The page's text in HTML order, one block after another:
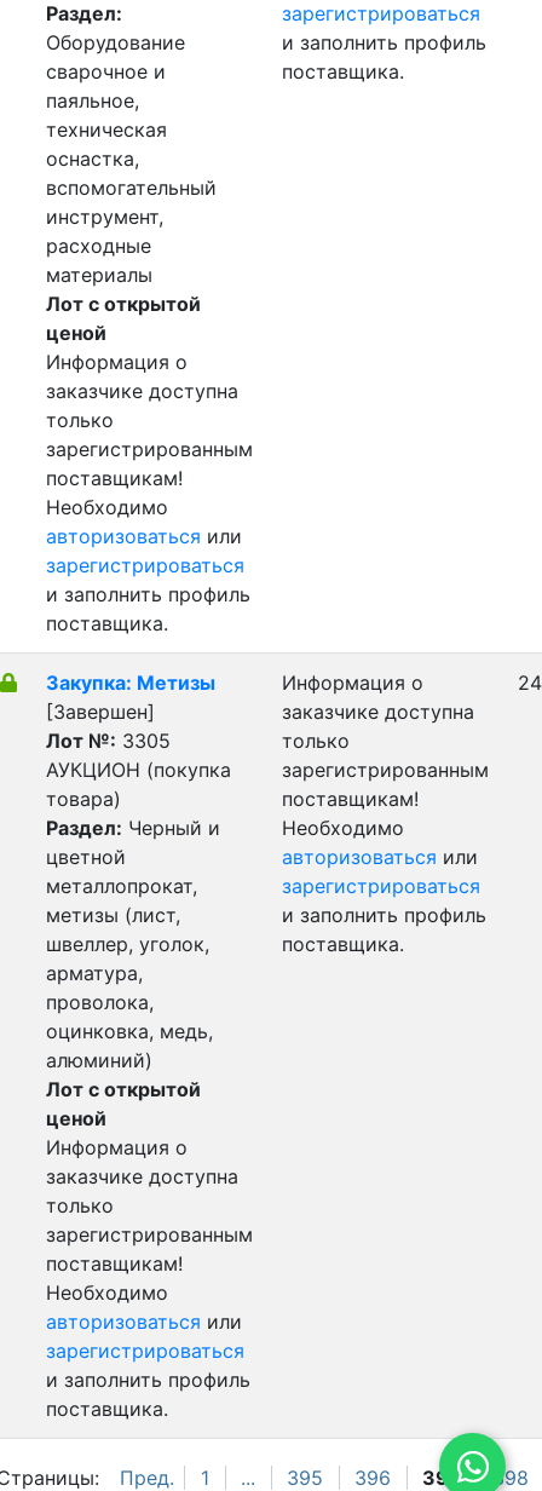
Пред. 1 ... 395 396 397 398
Раздел:
Оборудование
сварочное и
паяльное,
техническая
оснастка,
вспомогательный
инструмент,
расходные
материалы
Лот с открытой
ценой
Информация о
заказчике доступна
только
зарегистрированным
поставщикам!
Необходимо
авторизоваться или
зарегистрироваться
и заполнить профиль
поставщика.
зарегистрироваться
и заполнить профиль
поставщика.
Закупка: Метизы
[Завершен]
Лот №: 3305
АУКЦИОН (покупка
товара)
Раздел: Черный и
цветной
металлопрокат,
метизы (лист,
швеллер, уголок,
арматура,
проволока,
оцинковка, медь,
алюминий)
Лот с открытой
ценой
Информация о
заказчике доступна
только
зарегистрированным
поставщикам!
Необходимо
авторизоваться или
зарегистрироваться
и заполнить профиль
поставщика.
Информация о
заказчике доступна
только
зарегистрированным
поставщикам!
Необходимо
авторизоваться или
зарегистрироваться
и заполнить профиль
поставщика.